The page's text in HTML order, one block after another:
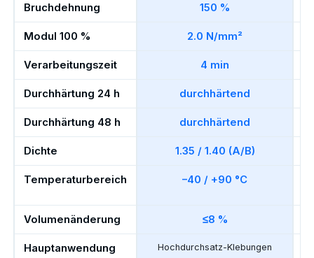
Bruchdehnung 150 %
Modul 100 % 2.0 N/mm²
Verarbeitungszeit 4 min
Durchhärtung 24 h durchhärtend
Durchhärtung 48 h durchhärtend
Dichte 1.35 / 1.40 (A/B)
Temperaturbereich –40 / +90 °C
Volumenänderung ≤8 %
Hauptanwendung Hochdurchsatz-Klebungen